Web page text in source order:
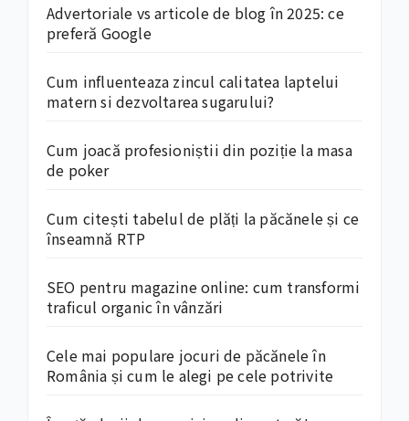
Advertoriale vs articole de blog în 2025: ce
preferă Google
Cum influenteaza zincul calitatea laptelui
matern si dezvoltarea sugarului?
Cum joacă profesioniștii din poziție la masa
de poker
Cum citești tabelul de plăți la păcănele și ce
înseamnă RTP
SEO pentru magazine online: cum transformi
traficul organic în vânzări
Cele mai populare jocuri de păcănele în
România și cum le alegi pe cele potrivite